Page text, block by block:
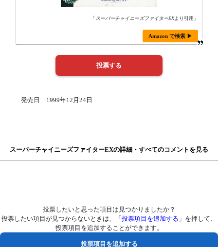
「 スーパーチャイニーズファイターEXより引用」
Amazon で検索 ▶
発売日 1999年12月24日
スーパーチャイニーズファイターEXの詳細・すべてのコメントを見る
投票したいと思った項目は見つかりましたか？
投票したい項目が見つからないときは、「 投票項目を追加する 」を押して、
投票項目を追加することができます。